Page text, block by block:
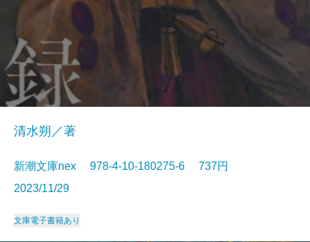
清水朔／著
新潮文庫nex 978-4-10-180275-6 737円
2023/11/29
文庫電子書籍あり